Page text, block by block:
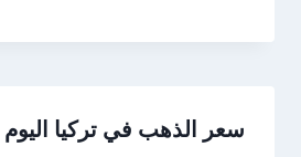
سعر الذهب في تركيا اليوم 14 يناير 2025